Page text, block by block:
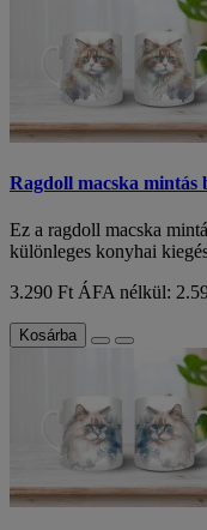
Ragdoll macska mintás
Ez a ragdoll macska
különleges konyhai
3.290 Ft ÁFA nélkül:
Kosárba